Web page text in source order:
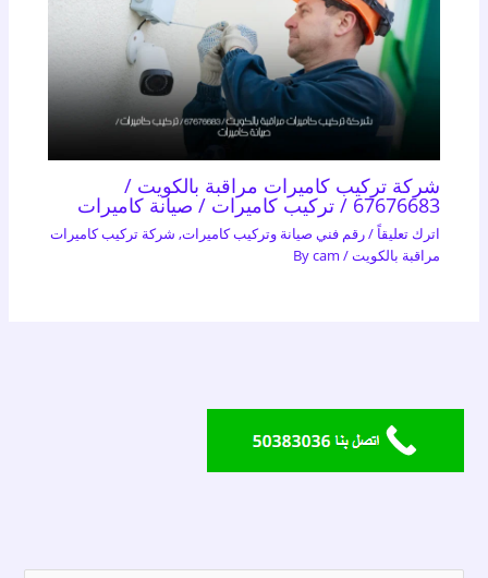
شركة تركيب كاميرات مراقبة بالكويت /
67676683 / تركيب كاميرات / صيانة كاميرات
اترك تعليقاً/رقم فني صيانة وتركيب كاميرات, شركة تركيب كاميرات
مراقبة بالكويت/ By
cam